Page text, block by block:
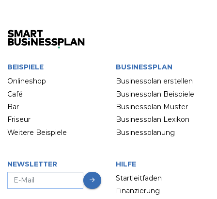
BEISPIELE
Onlineshop
Café
Bar
Friseur
Weitere Beispiele
BUSINESSPLAN
Businessplan erstellen
Businessplan Beispiele
Businessplan Muster
Businessplan Lexikon
Businessplanung
NEWSLETTER
HILFE
Startleitfaden
Finanzierung